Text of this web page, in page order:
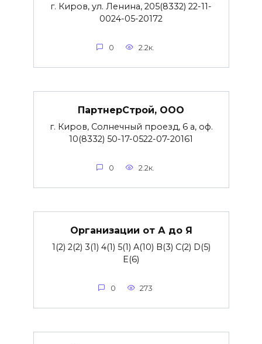
г. Киров, ул. Ленина, 205(8332) 22-11-
0024-05-20172
0 2.2к.
ПартнерСтрой, ООО
г. Киров, Солнечный проезд, 6 а, оф.
10(8332) 50-17-0522-07-20161
0 2.2к.
Организации от А до Я
1(2) 2(2) 3(1) 4(1) 5(1) A(10) B(3) C(2) D(5)
E(6)
0 273